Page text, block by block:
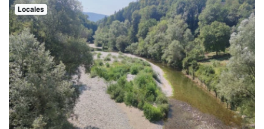
Locales